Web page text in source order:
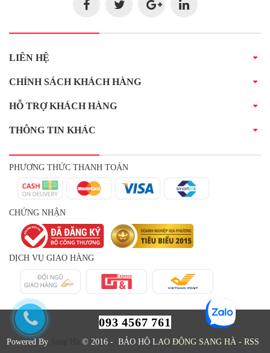
LIÊN HỆ
CHÍNH SÁCH KHÁCH HÀNG
HỖ TRỢ KHÁCH HÀNG
THÔNG TIN KHÁC
PHƯƠNG THỨC THANH TOÁN
CHỨNG NHẬN
DỊCH VỤ GIAO HÀNG
093 4567 761
Powered By © 2016 - BẢO HỘ LAO ĐỘNG SANG HÀ- RSS